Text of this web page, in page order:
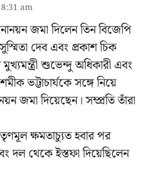
am
জমা দিলেন তিন বিজেপি
দেব এবং প্রকাশ চিক
শুভেন্দু অধিকারী এবং
ভট্টাচার্যকে সঙ্গে নিয়ে
জমা দিয়েছেন। সম্প্রতি তাঁরা
তৃণমূল ক্ষমতাচ্যুত হবার পর
দল থেকে ইস্তফা দিয়েছিলেন